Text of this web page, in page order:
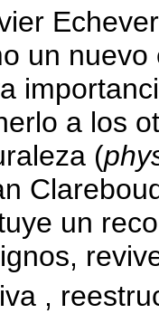
un
a los
(
un
,